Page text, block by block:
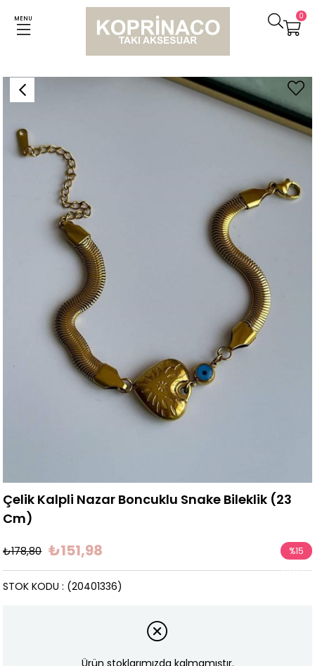
MENU 0
Bileklikler Çelik Kalpli Nazar Boncuklu Snake Bileklik (23 Cm)
Çelik Kalpli Nazar Boncuklu Snake Bileklik (23
Cm)
₺178,80 ₺151,98 %15
İndirim
(20401336)
STOK KODU